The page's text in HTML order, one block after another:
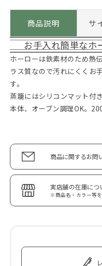
商品説明 サ
お手入れ簡単なホ
ホーローは鉄素材のため熱
ラス質なので汚れにくくお
す。
蒸籠にはシリコンマット付き
本体、オーブン調理OK。
商品に関するお問
実店舗の在庫に
※商品名・カラー等